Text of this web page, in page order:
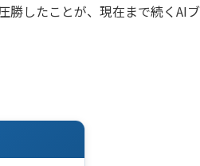
したことが、現在まで続くAI